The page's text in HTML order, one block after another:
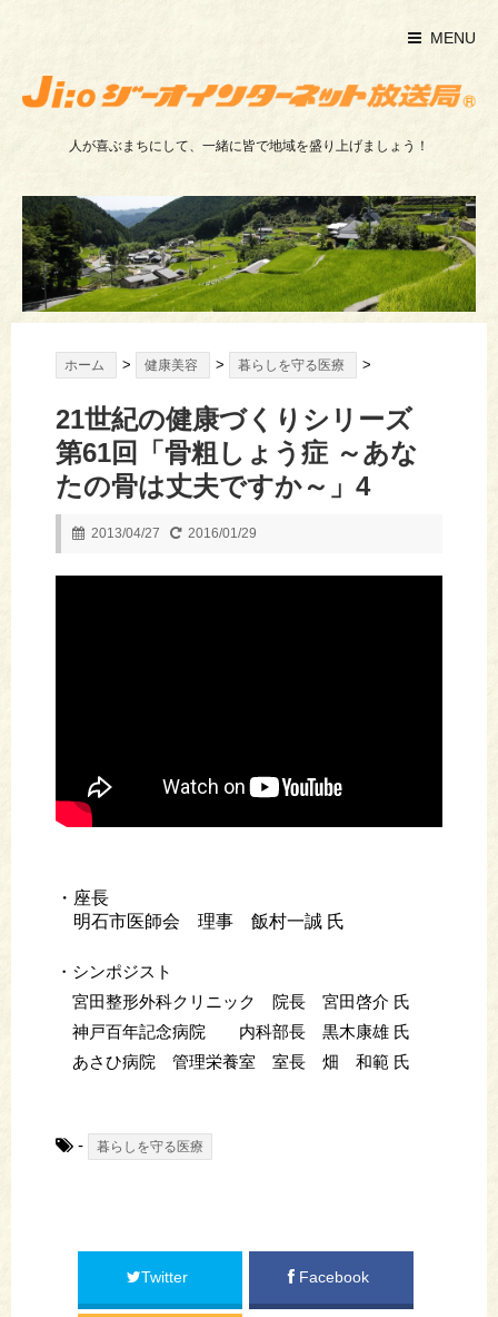
MENU
人が喜ぶまちにして、一緒に皆で地域を盛り上げましょう！
ホーム > 健康美容 > 暮らしを守る医療 >
21世紀の健康づくりシリーズ
第61回「骨粗しょう症 ～あな
たの骨は丈夫ですか～」4
2013/04/27 2016/01/29
・座長
明石市医師会 理事 飯村一誠 氏
・シンポジスト
宮田整形外科クリニック 院長 宮田啓介 氏
神戸百年記念病院 内科部長 黒木康雄 氏
あさひ病院 管理栄養室 室長 畑 和範 氏
- 暮らしを守る医療
Twitter Facebook